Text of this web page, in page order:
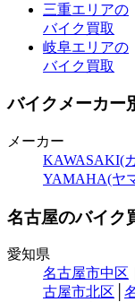
三重エリアの
バイク買取
岐阜エリアの
バイク買取
バイクメーカー
メーカー
KAWASAKI(
YAMAHA(ヤ
名古屋のバイク
愛知県
名古屋市中区
古屋市北区